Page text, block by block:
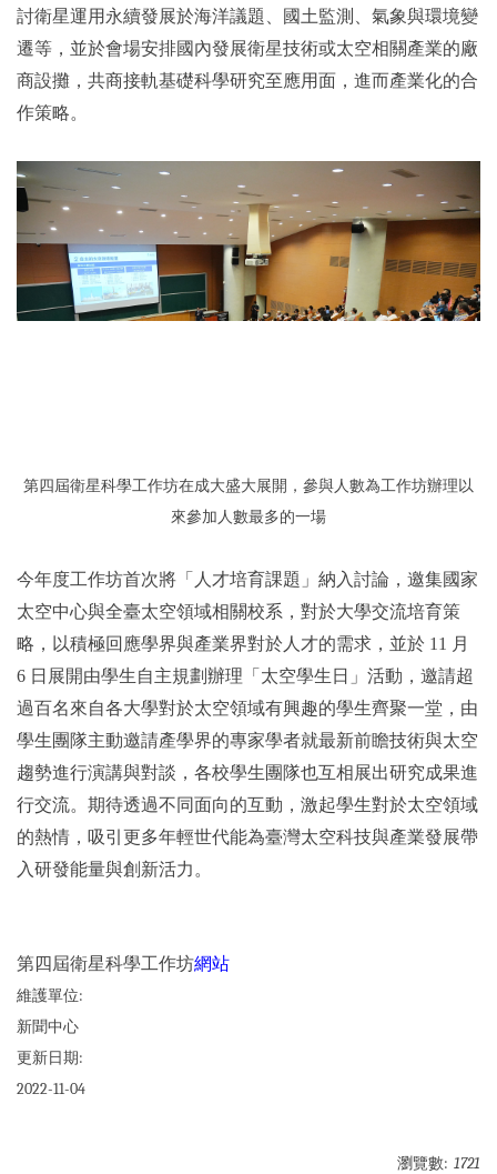
討衛星運用永續發展於海洋議題、國土監測、氣象與環境變
遷等，並於會場安排國內發展衛星技術或太空相關產業的廠
商設攤，共商接軌基礎科學研究至應用面，進而產業化的合
作策略。
第四屆衛星科學工作坊在成大盛大展開，參與人數為工作坊辦理以
來參加人數最多的一場
今年度工作坊首次將「人才培育課題」納入討論，邀集國家
太空中心與全臺太空領域相關校系，對於大學交流培育策
略，以積極回應學界與產業界對於人才的需求，並於 11 月
6 日展開由學生自主規劃辦理「太空學生日」活動，邀請超
過百名來自各大學對於太空領域有興趣的學生齊聚一堂，由
學生團隊主動邀請產學界的專家學者就最新前瞻技術與太空
趨勢進行演講與對談，各校學生團隊也互相展出研究成果進
行交流。期待透過不同面向的互動，激起學生對於太空領域
的熱情，吸引更多年輕世代能為臺灣太空科技與產業發展帶
入研發能量與創新活力。
第四屆衛星科學工作坊網站
維護單位:
新聞中心
更新日期:
2022-11-04
瀏覽數: 1721